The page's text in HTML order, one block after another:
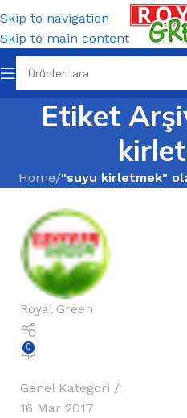
Skip to navigation
Skip to main content
Etiket
Home/"suyu kirletmek"
Royal Green
0
Genel Kategori
16 Mar 2017